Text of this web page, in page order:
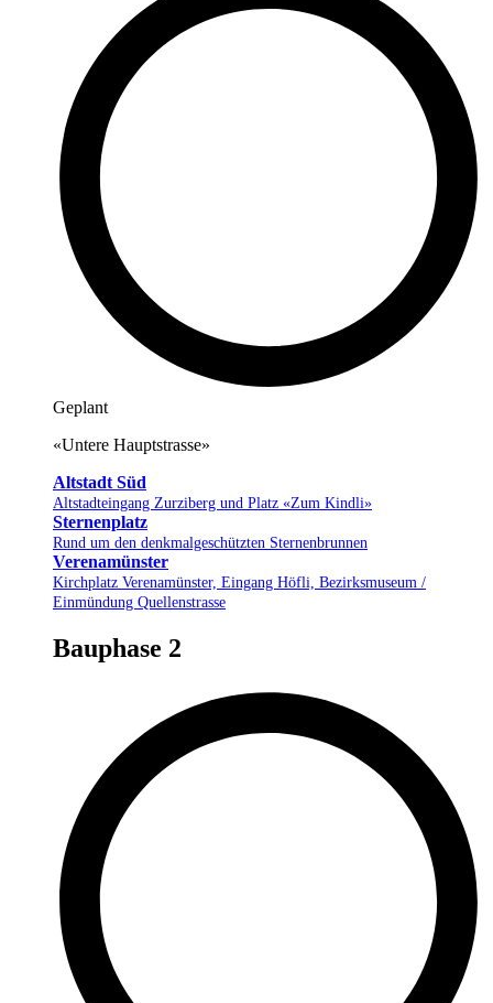
Geplant
«Untere Hauptstrasse»
Altstadt Süd
Altstadteingang Zurziberg und Platz «Zum Kindli»
Sternenplatz
Rund um den denkmalgeschützten Sternenbrunnen
Verenamünster
Kirchplatz Verenamünster, Eingang Höfli, Bezirksmuseum /
Einmündung Quellenstrasse
Bauphase 2